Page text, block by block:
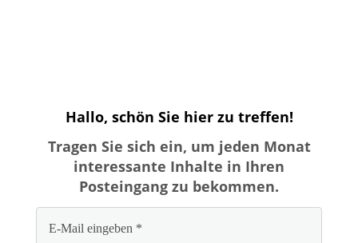
Hallo, schön Sie hier zu treffen!
Tragen Sie sich ein, um jeden Monat
interessante Inhalte in Ihren
Posteingang zu bekommen.